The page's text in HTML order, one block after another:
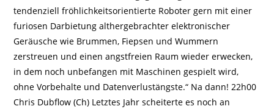
tendenziell fröhlichkeitsorientierte Roboter gern mit einer
furiosen Darbietung althergebrachter elektronischer
Geräusche wie Brummen, Fiepsen und Wummern
zerstreuen und einen angstfreien Raum wieder erwecken,
in dem noch unbefangen mit Maschinen gespielt wird,
ohne Vorbehalte und Datenverlustängste.“ Na dann! 22h00
Chris Dubflow (Ch) Letztes Jahr scheiterte es noch an